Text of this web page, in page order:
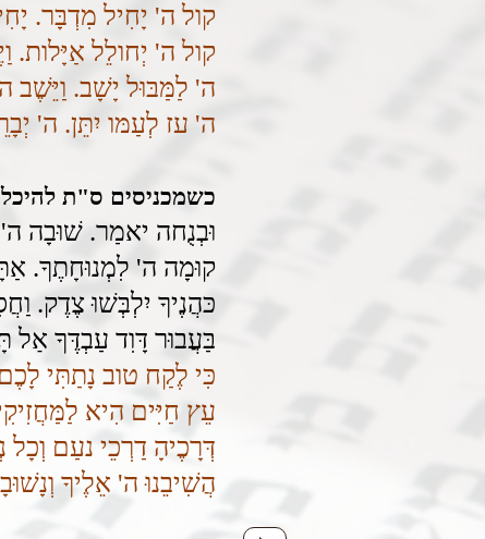
קול ה' יָחִיל מִדְבָּר.
קול ה' יְחולֵל אַיָּלות.
ה' לַמַּבּוּל יָשָׁב. וַיֵּשֶׁב
ה' עז לְעַמּו יִתֵּן. ה'
כשמכניסים ס"ת
וּבְנֻחה יאמַר. שׁוּבָה
קוּמָה ה' לִמְנוּחָתֶךָ.
כּהֲנֶיךָ יִלְבְּשׁוּ צֶדֶק.
בַּעֲבוּר דָּוִד עַבְדֶּךָ אַל
כִּי לֶקַח טוב נָתַתִּי
עֵץ חַיִּים הִיא
דְּרָכֶיהָ דַרְכֵי נעַם וְכָל
הֲשִׁיבֵנוּ ה' אֵלֶיךָ